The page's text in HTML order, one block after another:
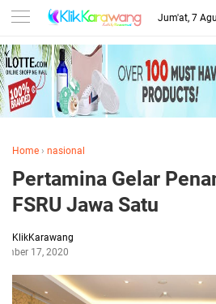
Jum'at, 7
Home › nasional
Pertamina Gelar
FSRU Jawa Satu
KlikKarawang
17, 2020